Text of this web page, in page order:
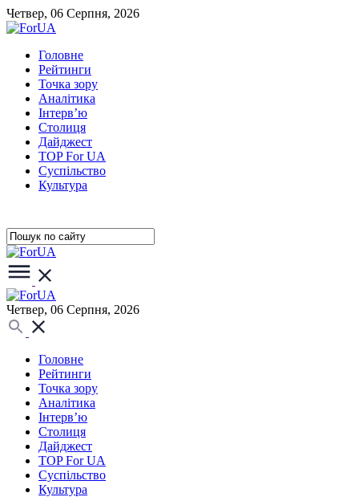
Четвер, 06 Серпня, 2026
Головне
Рейтинги
Точка зору
Аналітика
Інтерв’ю
Столиця
Дайджест
TOP For UA
Суспiльство
Культура
Четвер, 06 Серпня, 2026
Головне
Рейтинги
Точка зору
Аналітика
Інтерв’ю
Столиця
Дайджест
TOP For UA
Суспiльство
Культура